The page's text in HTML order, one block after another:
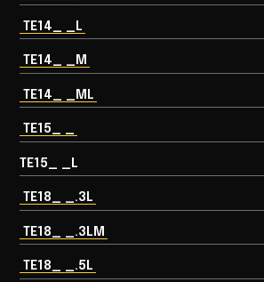
TE14_ _L
TE14_ _M
TE14_ _ML
TE15_ _
TE15_ _L
TE18_ _.3L
TE18_ _.3LM
TE18_ _.5L